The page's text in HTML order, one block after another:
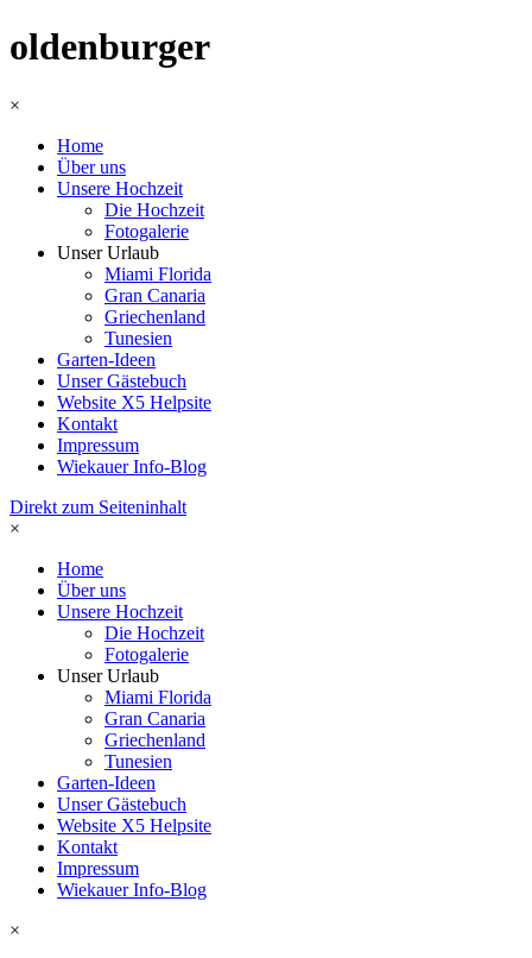
oldenburger
×
Home
Über uns
Unsere Hochzeit
Die Hochzeit
Fotogalerie
Unser Urlaub
Miami Florida
Gran Canaria
Griechenland
Tunesien
Garten-Ideen
Unser Gästebuch
Website X5 Helpsite
Kontakt
Impressum
Wiekauer Info-Blog
Direkt zum Seiteninhalt
×
Home
Über uns
Unsere Hochzeit
Die Hochzeit
Fotogalerie
Unser Urlaub
Miami Florida
Gran Canaria
Griechenland
Tunesien
Garten-Ideen
Unser Gästebuch
Website X5 Helpsite
Kontakt
Impressum
Wiekauer Info-Blog
×